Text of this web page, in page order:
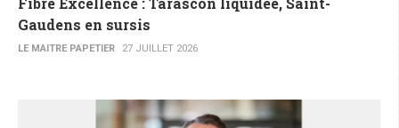
Gaudens en sursis
LE MAITRE PAPETIER 27 JUILLET 2026